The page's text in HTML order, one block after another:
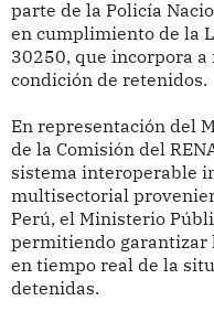
parte de la Policía
en cumplimiento de la
30250, que incorpora a
condición de retenidos.
En representación del
de la Comisión del
sistema interoperable
multisectorial
Perú, el Ministerio
permitiendo garantizar
en tiempo real de la
detenidas.